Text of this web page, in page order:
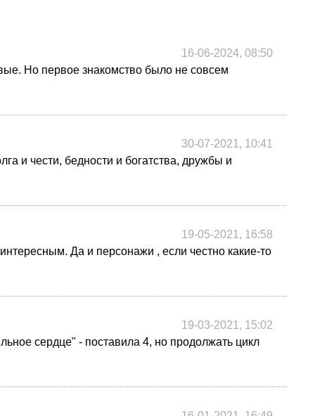
16-06-2024, 08:50
Но первое знакомство было не совсем
30-07-2021, 10:41
и чести, бедности и богатства, дружбы и
19-05-2021, 16:58
Да и персонажи , если честно какие-то
19-03-2021, 15:02
сердце" - поставила 4, но продолжать цикл